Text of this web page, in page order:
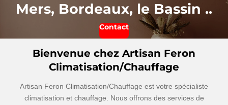
Mers, Bordeaux, le Bassin ..
Contact
Bienvenue chez Artisan Feron
Climatisation/Chauffage
Artisan Feron Climatisation/Chauffage est votre spécialiste
climatisation et chauffage. Nous offrons des services de